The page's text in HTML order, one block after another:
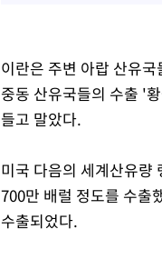
이란은 주변 아랍 산유
중동 산유국들의 수출 '
들고 말았다.
미국 다음의 세계산유량
700만 배럴 정도를 수출
수출되었다.